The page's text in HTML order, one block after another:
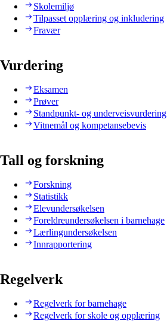
Skolemiljø
Tilpasset opplæring og inkludering
Fravær
Vurdering
Eksamen
Prøver
Standpunkt- og underveisvurdering
Vitnemål og kompetansebevis
Tall og forskning
Forskning
Statistikk
Elevundersøkelsen
Foreldreundersøkelsen i barnehage
Lærlingundersøkelsen
Innrapportering
Regelverk
Regelverk for barnehage
Regelverk for skole og opplæring